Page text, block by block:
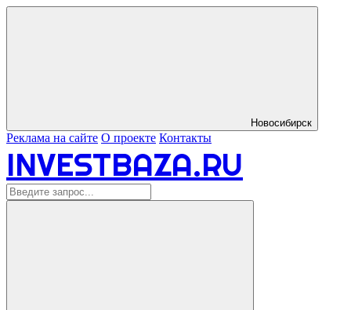
Новосибирск
Реклама на сайте О проекте Контакты
INVESTBAZA.RU